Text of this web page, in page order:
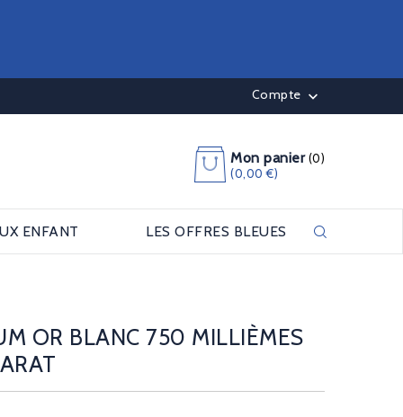
Compte 
Mon panier (0)
(0,00 €)
ENFANT LES OFFRES BLEUES
OR BLANC 750 MILLIÈMES